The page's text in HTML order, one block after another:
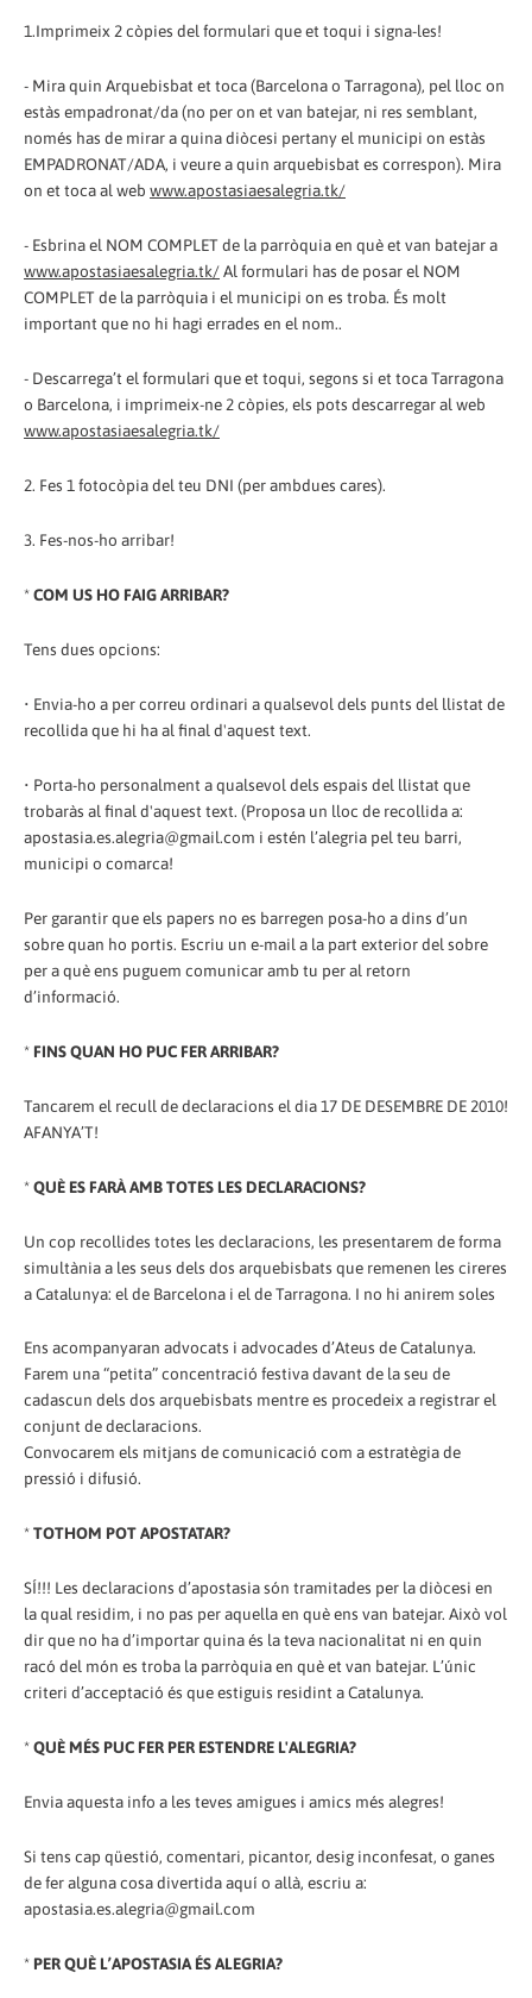
1.Imprimeix 2 còpies del formulari que et toqui i signa-les!
- Mira quin Arquebisbat et toca (Barcelona o Tarragona), pel lloc on
estàs empadronat/da (no per on et van batejar, ni res semblant,
només has de mirar a quina diòcesi pertany el municipi on estàs
EMPADRONAT/ADA, i veure a quin arquebisbat es correspon). Mira
on et toca al web www.apostasiaesalegria.tk/
- Esbrina el NOM COMPLET de la parròquia en què et van batejar a
www.apostasiaesalegria.tk/Al formulari has de posar el NOM
COMPLET de la parròquia i el municipi on es troba. És molt
important que no hi hagi errades en el nom..
- Descarrega’t el formulari que et toqui, segons si et toca Tarragona
o Barcelona, i imprimeix-ne 2 còpies, els pots descarregar al web
www.apostasiaesalegria.tk/
2. Fes 1 fotocòpia del teu DNI (per ambdues cares).
3. Fes-nos-ho arribar!
*COM US HO FAIG ARRIBAR?
Tens dues opcions:
• Envia-ho a per correu ordinari a qualsevol dels punts del llistat de
recollida que hi ha al final d'aquest text.
• Porta-ho personalment a qualsevol dels espais del llistat que
trobaràs al final d'aquest text. (Proposa un lloc de recollida a:
apostasia.es.alegria@gmail.com i estén l’alegria pel teu barri,
municipi o comarca!
Per garantir que els papers no es barregen posa-ho a dins d’un
sobre quan ho portis. Escriu un e-mail a la part exterior del sobre
per a què ens puguem comunicar amb tu per al retorn
d’informació.
* FINS QUAN HO PUC FER ARRIBAR?
Tancarem el recull de declaracions el dia 17 DE DESEMBRE DE 2010!
AFANYA’T!
*QUÈ ES FARÀ AMB TOTES LES DECLARACIONS?
Un cop recollides totes les declaracions, les presentarem de forma
simultània a les seus dels dos arquebisbats que remenen les cireres
a Catalunya: el de Barcelona i el de Tarragona. I no hi anirem soles
Ens acompanyaran advocats i advocades d’Ateus de Catalunya.
Farem una “petita” concentració festiva davant de la seu de
cadascun dels dos arquebisbats mentre es procedeix a registrar el
conjunt de declaracions.
Convocarem els mitjans de comunicació com a estratègia de
pressió i difusió.
*TOTHOM POT APOSTATAR?
SÍ!!! Les declaracions d’apostasia són tramitades per la diòcesi en
la qual residim, i no pas per aquella en què ens van batejar. Això vol
dir que no ha d’importar quina és la teva nacionalitat ni en quin
racó del món es troba la parròquia en què et van batejar. L’únic
criteri d’acceptació és que estiguis residint a Catalunya.
*QUÈ MÉS PUC FER PER ESTENDRE L'ALEGRIA?
Envia aquesta info a les teves amigues i amics més alegres!
Si tens cap qüestió, comentari, picantor, desig inconfesat, o ganes
de fer alguna cosa divertida aquí o allà, escriu a:
apostasia.es.alegria@gmail.com
* PER QUÈ L’APOSTASIA ÉS ALEGRIA?